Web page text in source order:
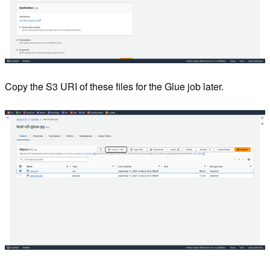
Copy the S3 URI of these files for the Glue job later.